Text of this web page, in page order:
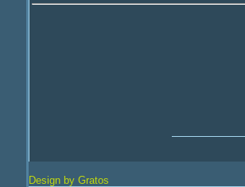
Design by Gratos